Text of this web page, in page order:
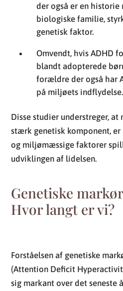
der også er en historie
biologiske familie,
genetisk faktor.
Omvendt, hvis ADHD
blandt adopterede
forældre der også har
på miljøets indflydelse.
Disse studier understreger, at
stærk genetisk komponent,
og miljømæssige faktorer
udviklingen af lidelsen.
Genetiske
Hvor langt er vi?
Forståelsen af genetiske
(Attention Deficit
sig markant over det seneste